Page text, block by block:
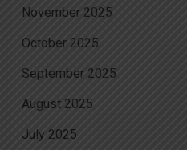
November 2025
October 2025
September 2025
August 2025
July 2025